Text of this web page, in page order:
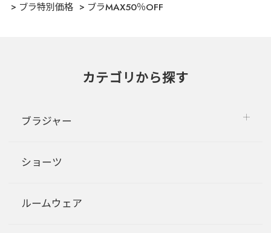
ブラ特別価格
ブラMAX50％OFF
カテゴリから探す
ブラジャー
ショーツ
ルームウェア